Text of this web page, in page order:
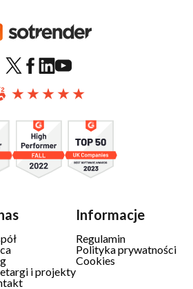
i projekty
Informacje
Regulamin
Polityka prywatności
Cookies